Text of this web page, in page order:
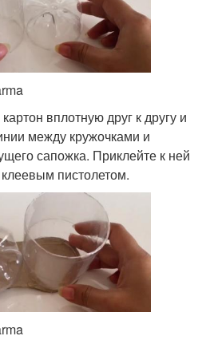
вплотную друг к другу и
между кружочками и
сапожка. Приклейте к ней
пистолетом.